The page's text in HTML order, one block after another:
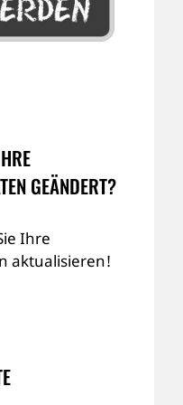
GEÄNDERT?
Ihre
aktualisieren!